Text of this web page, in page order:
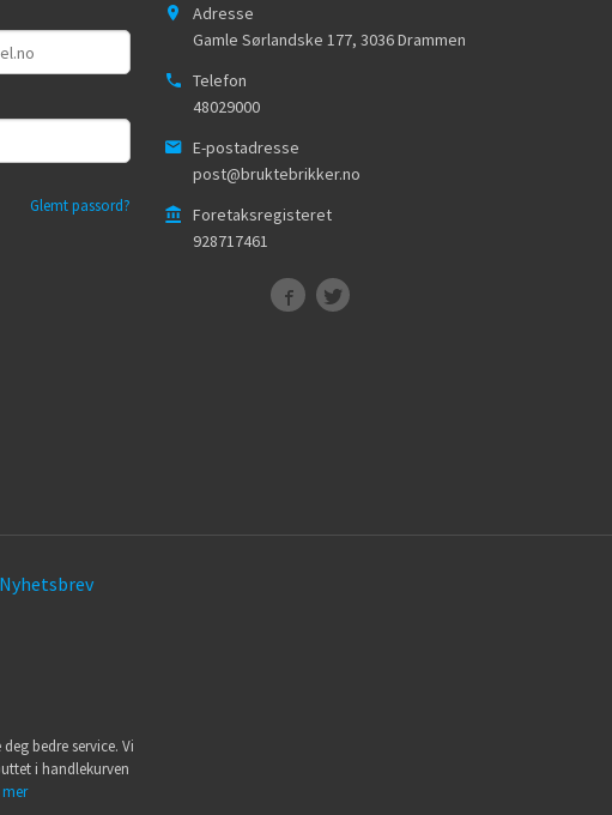
Glemt passord?
Adresse
Gamle Sørlandske 177, 3036Drammen
Telefon
48029000
E-postadresse
post@bruktebrikker.no
Foretaksregisteret
928717461
Nyhetsbrev
bedre service. Vi
i handlekurven
mer